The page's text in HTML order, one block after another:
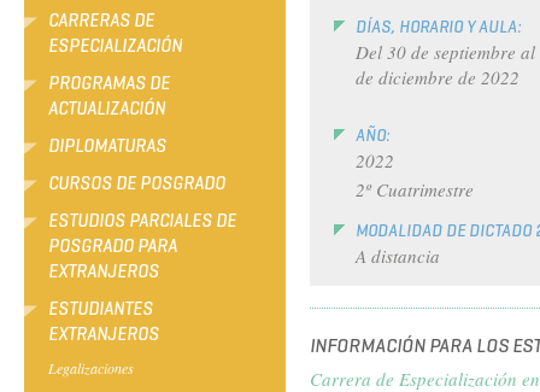
CARRERAS DE
ESPECIALIZACIÓN
PROGRAMAS DE
ACTUALIZACIÓN
DIPLOMATURAS
CURSOS DE POSGRADO
ESTUDIOS PARCIALES DE
POSGRADO PARA
EXTRANJEROS
ESTUDIANTES
EXTRANJEROS
Legalizaciones
DÍAS, HORARIO Y AULA:
Del 30 de septiembre al
de diciembre de 2022
AÑO:
2022
2º Cuatrimestre
MODALIDAD DE DICTADO
A distancia
INFORMACIÓN PARA LOS
Carrera de Especialización